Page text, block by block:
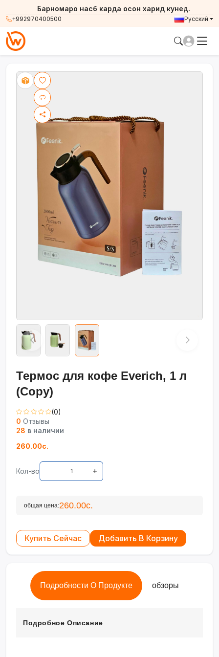
+992970400500
Барномаро насб карда осон харид кунед.
Русский
Термос для кофе Everich, 1 л
(Copy)
(0)
0 Отзывы
28 в наличии
260.00с.
Кол-во
общая цена:260.00с.
Купить Сейчас Добавить В Корзину
Подробности О Продукте обзоры
Подробное Описание